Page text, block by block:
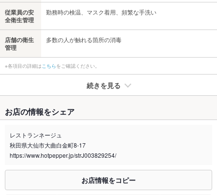
従業員の安
全衛生管理
勤務時の検温、マスク着用、頻繁な手洗い
店舗の衛生
管理
多数の人が触れる箇所の消毒
※各項目の詳細はこちらをご確認ください。
続きを見る
禁煙・喫煙 全席禁煙
喫煙専用室 なし
※2020年4月1日～受動喫煙対策に関する法律が施行されています。正しい情報はお店へお問い
お店の情報をシェア
レストランネージュ
秋田県大仙市大曲白金町8-17
https://www.hotpepper.jp/strJ003829254/
お店情報をコピー